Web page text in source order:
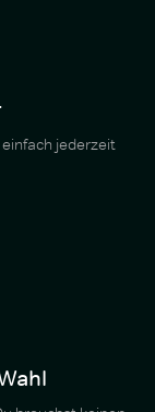
jederzeit